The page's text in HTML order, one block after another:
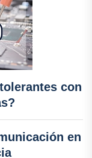
con
en